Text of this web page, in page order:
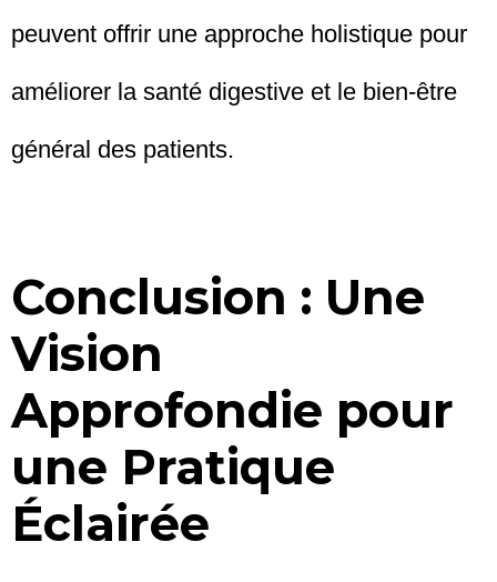
peuvent offrir une approche holistique pour
améliorer la santé digestive et le bien-être
général des patients.
Conclusion : Une
Vision
Approfondie pour
une Pratique
Éclairée